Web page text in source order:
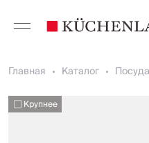
Главная Каталог
Крупнее